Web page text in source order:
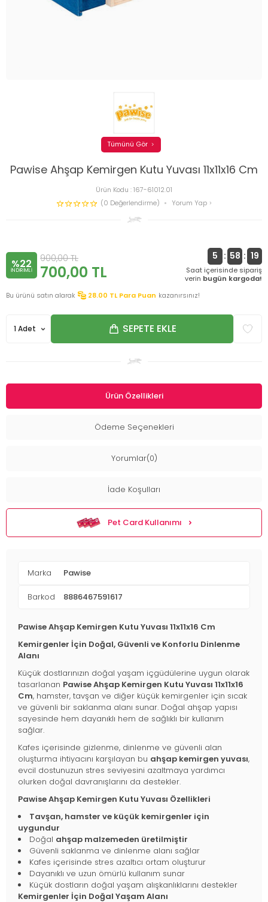
Pawise Ahşap Kemirgen Kutu Yuvası 11x11x16 Cm
Ürün Kodu :167-61012.01
(0 Değerlendirme)
Yorum Yap
Tümünü Gör
%22
INDIRIMLI
900,00TL
700,00 TL
5 : 58 : 19
Saat içerisinde sipariş
verin bugün kargoda!
Bu ürünü satın alarak
28.00 TL Para Puan kazanırsınız!
SEPETE EKLE
Ürün Özellikleri
Ödeme Seçenekleri
Yorumlar(0)
İade Koşulları
Pet Card Kullanımı
Marka Pawise
Barkod 8886467591617
Pawise Ahşap Kemirgen Kutu Yuvası 11x11x16 Cm
Kemirgenler İçin Doğal, Güvenli ve Konforlu Dinlenme
Alanı
Küçük dostlarınızın doğal yaşam içgüdülerine uygun olarak
tasarlanan Pawise Ahşap Kemirgen Kutu Yuvası 11x11x16
Cm, hamster, tavşan ve diğer küçük kemirgenler için sıcak
ve güvenli bir saklanma alanı sunar. Doğal ahşap yapısı
sayesinde hem dayanıklı hem de sağlıklı bir kullanım
sağlar.
Kafes içerisinde gizlenme, dinlenme ve güvenli alan
oluşturma ihtiyacını karşılayan bu ahşap kemirgen yuvası,
evcil dostunuzun stres seviyesini azaltmaya yardımcı
olurken doğal davranışlarını da destekler.
Pawise Ahşap Kemirgen Kutu Yuvası Özellikleri
Tavşan, hamster ve küçük kemirgenler için
uygundur
Doğal ahşap malzemeden üretilmiştir
Güvenli saklanma ve dinlenme alanı sağlar
Kafes içerisinde stres azaltıcı ortam oluşturur
Dayanıklı ve uzun ömürlü kullanım sunar
Küçük dostların doğal yaşam alışkanlıklarını destekler
Kemirgenler İçin Doğal Yaşam Alanı